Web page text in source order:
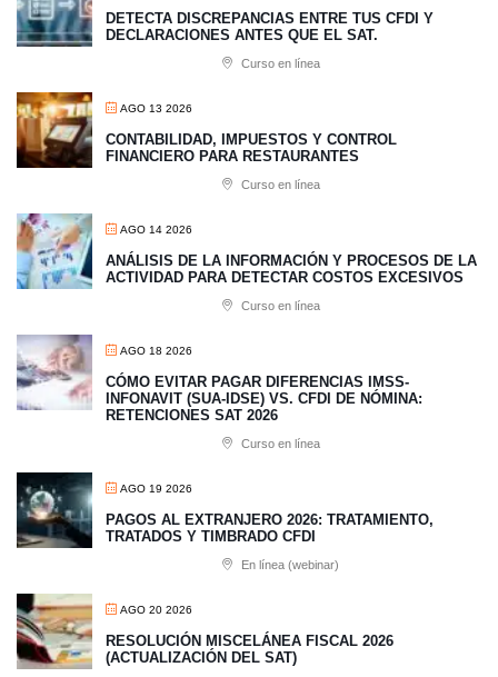
​DETECTA DISCREPANCIAS ENTRE TUS CFDI Y
DECLARACIONES ANTES QUE EL SAT.
Curso en línea
AGO 13 2026
CONTABILIDAD, IMPUESTOS Y CONTROL
FINANCIERO PARA RESTAURANTES
Curso en línea
AGO 14 2026
ANÁLISIS DE LA INFORMACIÓN Y PROCESOS DE LA
ACTIVIDAD PARA DETECTAR COSTOS EXCESIVOS
Curso en línea
AGO 18 2026
CÓMO EVITAR PAGAR DIFERENCIAS IMSS-
INFONAVIT (SUA-IDSE) VS. CFDI DE NÓMINA:
RETENCIONES SAT 2026
Curso en línea
AGO 19 2026
PAGOS AL EXTRANJERO 2026: TRATAMIENTO,
TRATADOS Y TIMBRADO CFDI
En línea (webinar)
AGO 20 2026
RESOLUCIÓN MISCELÁNEA FISCAL 2026
(ACTUALIZACIÓN DEL SAT)